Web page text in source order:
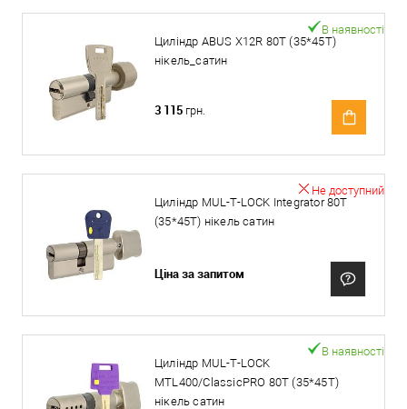
Циліндр ABUS X12R 80T (35*45T)
нікель_сатин
В наявності
3 115 грн.
Циліндр MUL-T-LOCK Integrator 80T
(35*45T) нікель сатин
Не доступний
Ціна за запитом
Циліндр MUL-T-LOCK
MTL400/ClassicPRO 80T (35*45T)
нікель сатин
В наявності